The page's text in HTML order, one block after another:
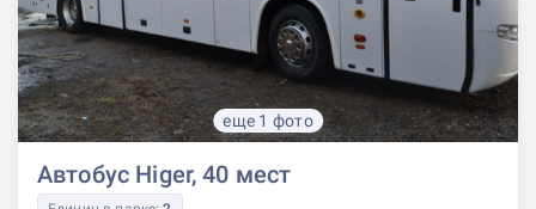
еще 1 фото
Автобус Higer, 40 мест